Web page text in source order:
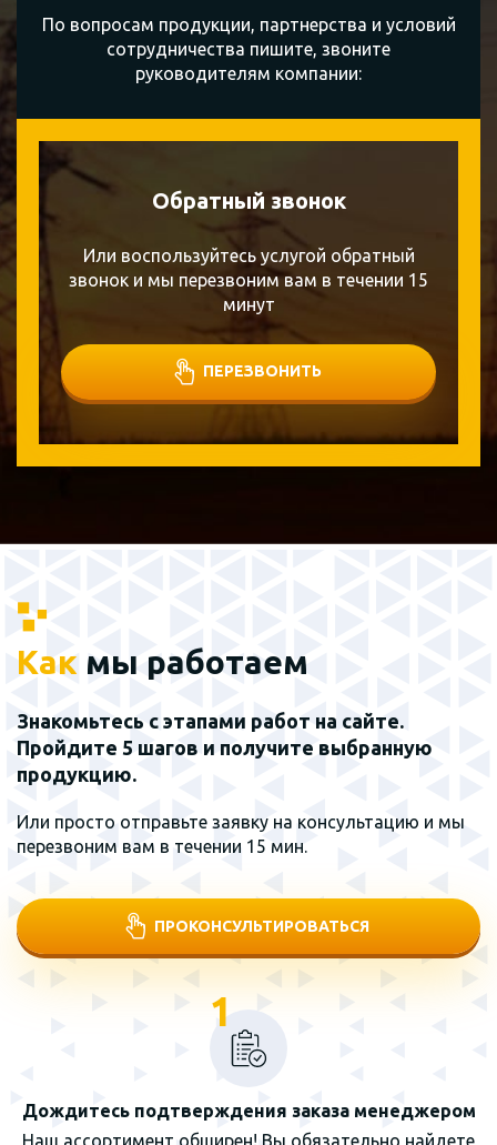
По вопросам продукции, партнерства и условий
сотрудничества пишите, звоните
руководителям компании:
Обратный звонок
Или воспользуйтесь услугой обратный
звонок и мы перезвоним вам в течении 15
минут
ПЕРЕЗВОНИТЬ
Как мы работаем
Знакомьтесь с этапами работ на сайте.
Пройдите 5 шагов и получите выбранную
продукцию.
Или просто отправьте заявку на консультацию и мы
перезвоним вам в течении 15 мин.
ПРОКОНСУЛЬТИРОВАТЬСЯ
1
Дождитесь подтверждения заказа менеджером
Наш ассортимент обширен! Вы обязательно найдете